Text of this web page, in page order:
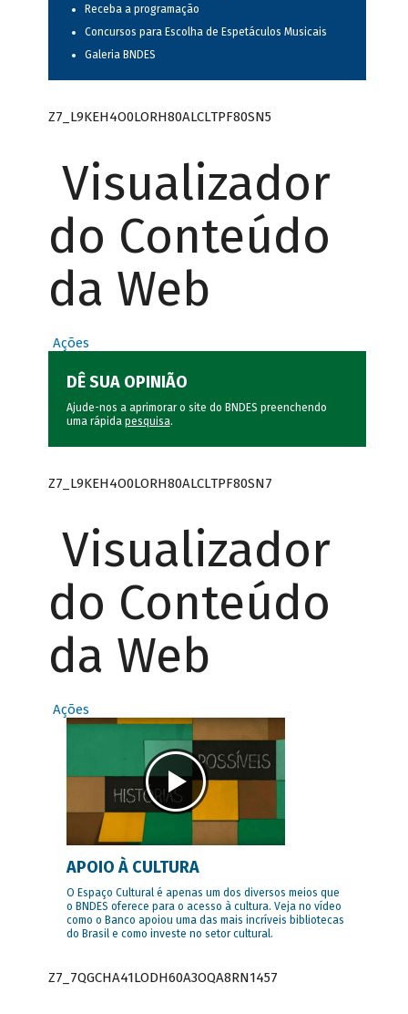
Receba a programação
Concursos para Escolha de Espetáculos Musicais
Galeria BNDES
Z7_L9KEH4O0LORH80ALCLTPF80SN5
Visualizador
do Conteúdo
da Web
Ações
DÊ SUA OPINIÃO
Ajude-nos a aprimorar o site do BNDES preenchendo
uma rápida pesquisa.
Z7_L9KEH4O0LORH80ALCLTPF80SN7
Visualizador
do Conteúdo
da Web
Ações
APOIO À CULTURA
O Espaço Cultural é apenas um dos diversos meios que
o BNDES oferece para o acesso à cultura. Veja no vídeo
como o Banco apoiou uma das mais incríveis bibliotecas
do Brasil e como investe no setor cultural.
Z7_7QGCHA41LODH60A3OQA8RN1457